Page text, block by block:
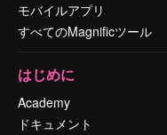
モバイルアプリ
すべてのMagnificツール
はじめに
Academy
ドキュメント